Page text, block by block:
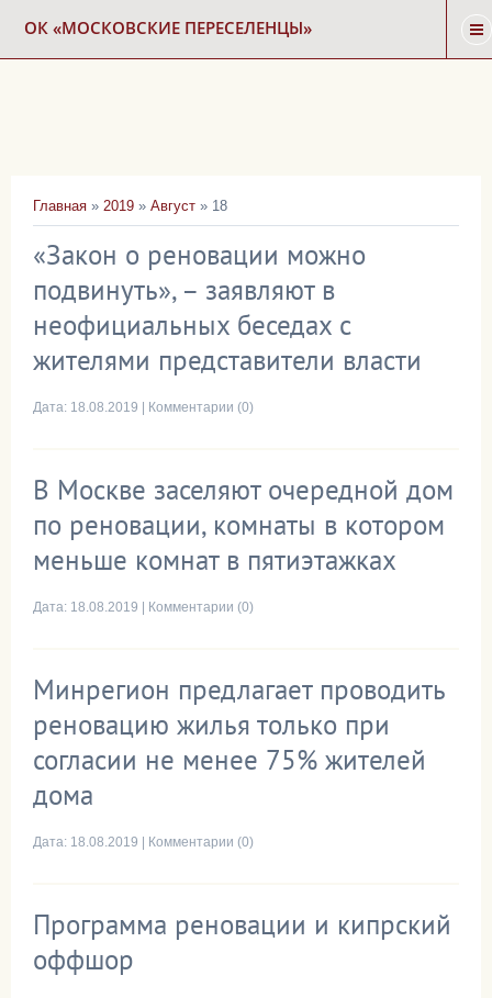
ОК «МОСКОВСКИЕ ПЕРЕСЕЛЕНЦЫ»
КАРТА СНОСА
ФОРУМ
КОНТАКТЫ
Главная » 2019 » Август » 18
«Закон о реновации можно
подвинуть», – заявляют в
неофициальных беседах с
жителями представители власти
Дата: 18.08.2019 Комментарии (0)
В Москве заселяют очередной дом
по реновации, комнаты в котором
меньше комнат в пятиэтажках
Дата: 18.08.2019 Комментарии (0)
Минрегион предлагает проводить
реновацию жилья только при
согласии не менее 75% жителей
дома
Дата: 18.08.2019 Комментарии (0)
Программа реновации и кипрский
оффшор